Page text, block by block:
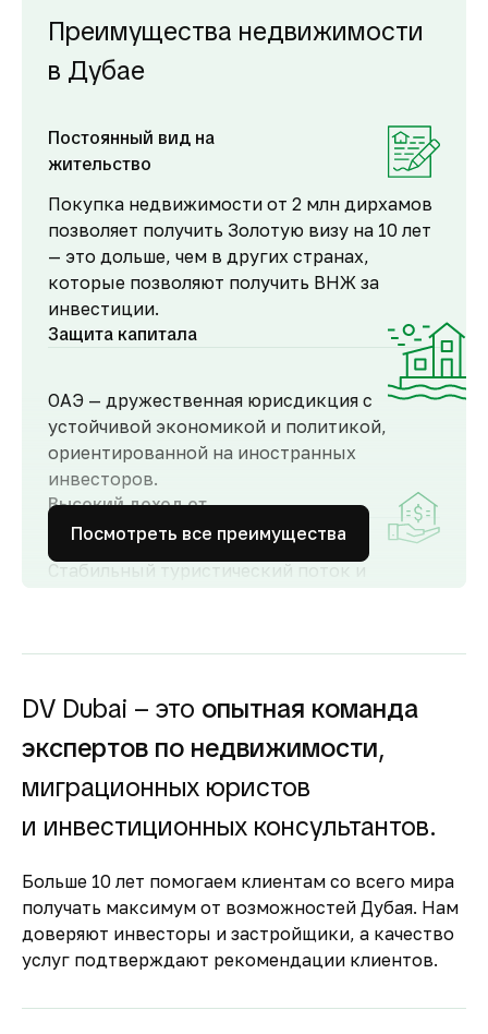
Преимущества недвижимости
в Дубае
Постоянный вид на
жительство
Покупка недвижимости от 2 млн дирхамов
позволяет получить Золотую визу на 10 лет
— это дольше, чем в других странах,
которые позволяют получить ВНЖ за
инвестиции.
Защита капитала
ОАЭ — дружественная юрисдикция с
устойчивой экономикой и политикой,
ориентированной на иностранных
инвесторов.
Высокий доход от
аренды
Стабильный туристический поток и
доходность для инвесторов как от
аренды.
строящуюся
недвижимость
Оплата за объект поступает на эскроу-счёт.
Застройщик сможет получить с него деньги
только после ввода объекта в
Комфортное и
безопасное место для
жизни
По уровню безопасности жизни
Посмотреть все преимущества
DV Dubai – это опытная команда
экспертов по недвижимости,
миграционных юристов
и инвестиционных консультантов.
Больше 10 лет помогаем клиентам со всего мира
получать максимум от возможностей Дубая. Нам
доверяют инвесторы и застройщики, а качество
услуг подтверждают рекомендации клиентов.